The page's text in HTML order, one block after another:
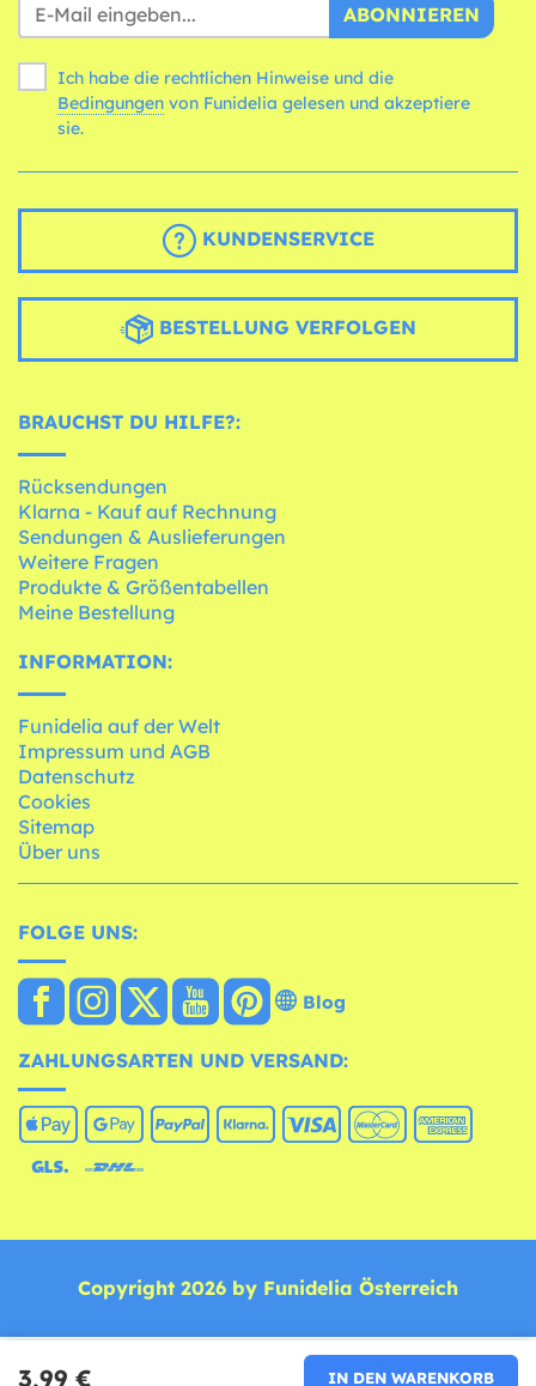
3,99 € IN DEN WARENKORB
ABONNIEREN
Ich habe die rechtlichen Hinweise und die
Bedingungen
sie.
KUNDENSERVICE
BESTELLUNG VERFOLGEN
BRAUCHST DU HILFE?:
Rücksendungen
Klarna - Kauf auf Rechnung
Sendungen & Auslieferungen
Weitere Fragen
Produkte & Größentabellen
Meine Bestellung
INFORMATION:
Funidelia auf der Welt
Impressum und AGB
Datenschutz
Cookies
Sitemap
Über uns
FOLGE UNS:
Blog
ZAHLUNGSARTEN UND VERSAND:
Copyright 2026 by Funidelia Österreich